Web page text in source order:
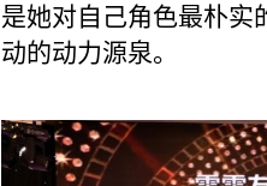
是她对自己角色最朴实
动的动力源泉。